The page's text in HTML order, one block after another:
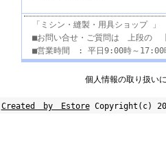
「ミシン・縫製・用具ショップ 」
■お問い合せ・ご質問は 上段の
■営業時間 : 平日9:00時～17:00
個人情報の取り扱い
Created by EstoreCopyright(c)